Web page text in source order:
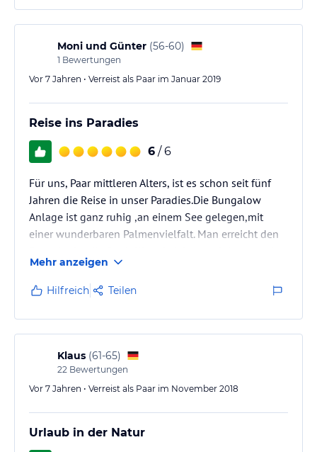
parat. Mon als "Chef de Cuisine", lässt keine Wünsche
offen und achtet dabei auf den idividuellen
Geschmack eines…
Moni und Günter (56-60)
1 Bewertungen
Vor 7 Jahren • Verreist als Paar im Januar 2019
Reise ins Paradies
6 / 6
Für uns, Paar mittleren Alters, ist es schon seit fünf
Jahren die Reise in unser Paradies.Die Bungalow
Anlage ist ganz ruhig ,an einem See gelegen,mit
einer wunderbaren Palmenvielfalt. Man erreicht den
dem Moped(kann vor Ort gemietet werden).Die
Bungalows sind alle zweckmäßig ausgestattet,
täglich wird gereinigt,es gibt jeden zweiten Tag
saubere Handtücher und Betten (schneeweiß).Das
Restaurant, das von Mon und Mot geführt wird, ist
einmalig gut,alles wird mit…
Mehr anzeigen
Hilfreich Teilen
Klaus (61-65)
22 Bewertungen
Vor 7 Jahren • Verreist als Paar im November 2018
Urlaub in der Natur